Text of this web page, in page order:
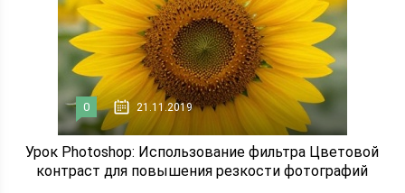
0 21.11.2019
Урок Photoshop: Использование фильтра Цветовой
контраст для повышения резкости фотографий